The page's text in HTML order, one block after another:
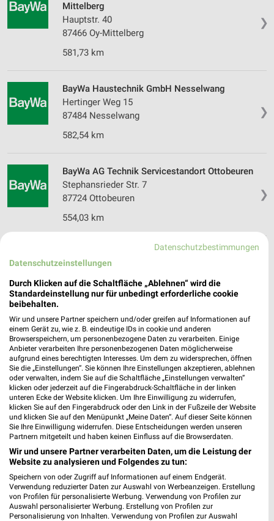
❯
Mittelberg
Hauptstr. 40
87466 Oy-Mittelberg
581,73 km
❯
BayWa Haustechnik GmbH Nesselwang
Hertinger Weg 15
87484 Nesselwang
582,54 km
❯
BayWa AG Technik Servicestandort Ottobeuren
Stephansrieder Str. 7
87724 Ottobeuren
554,03 km
BayWa AG Technik Servicestandort Roßhaupten
Weberweg 2
87672 Roßhaupten
573,78 km
Sonderpreis Baumarkt Bad Wörishofen
Gottlieb-Daimler-Straße 21
86825 Bad Wörishofen
Heute 08:00 - 16:00 Uhr | Geschlossen
538,48 km • Angebote: 2 Prospekte
V-Baumarkt Bad Wörishofen
Siemensstraße 1
86825 Bad Wörishofen
Heute 08:00 - 20:00 Uhr | Geschlossen
538,21 km
Datenschutzbestimmungen
Datenschutzeinstellungen
Durch Klicken auf die Schaltfläche „Ablehnen“ wird die
Standardeinstellung nur für unbedingt erforderliche cookie
beibehalten.
Wir und unsere Partner speichern und/oder greifen auf Informationen auf
einem Gerät zu, wie z. B. eindeutige IDs in cookie und anderen
Browserspeichern, um personenbezogene Daten zu verarbeiten. Einige
Anbieter verarbeiten Ihre personenbezogenen Daten möglicherweise
aufgrund eines berechtigten Interesses. Um dem zu widersprechen, öffnen
Sie die „Einstellungen“. Sie können Ihre Einstellungen akzeptieren, ablehnen
oder verwalten, indem Sie auf die Schaltfläche „Einstellungen verwalten“
klicken oder jederzeit auf die Fingerabdruck-Schaltfläche in der linken
unteren Ecke der Website klicken. Um Ihre Einwilligung zu widerrufen,
klicken Sie auf den Fingerabdruck oder den Link in der Fußzeile der Website
und klicken Sie auf den Menüpunkt „Meine Daten“. Auf dieser Seite können
Sie Ihre Einwilligung widerrufen. Diese Entscheidungen werden unseren
Partnern mitgeteilt und haben keinen Einfluss auf die Browserdaten.
Wir und unsere Partner verarbeiten Daten, um die Leistung der
Website zu analysieren und Folgendes zu tun:
Speichern von oder Zugriff auf Informationen auf einem Endgerät.
Verwendung reduzierter Daten zur Auswahl von Werbeanzeigen. Erstellung
von Profilen für personalisierte Werbung. Verwendung von Profilen zur
Auswahl personalisierter Werbung. Erstellung von Profilen zur
Personalisierung von Inhalten. Verwendung von Profilen zur Auswahl